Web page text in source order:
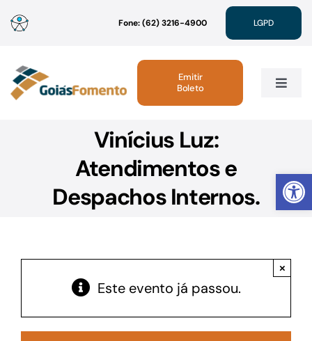
Abrir
para
conteúdo
Fone: (62) 3216-4900 LGPD
Toggle
Linhas de Crédito
Acesso à Informação
Emitir
Boleto
Vinícius Luz:
Atendimentos e
Despachos Internos.
Este evento já passou.
×